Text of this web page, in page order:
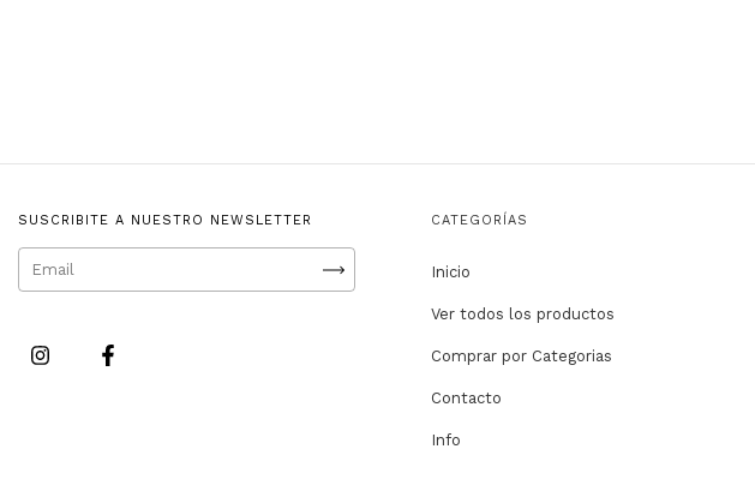
SUSCRIBITE A NUESTRO NEWSLETTER CATEGORÍAS
Inicio
Ver todos los productos
Comprar por Categorias
Contacto
Info